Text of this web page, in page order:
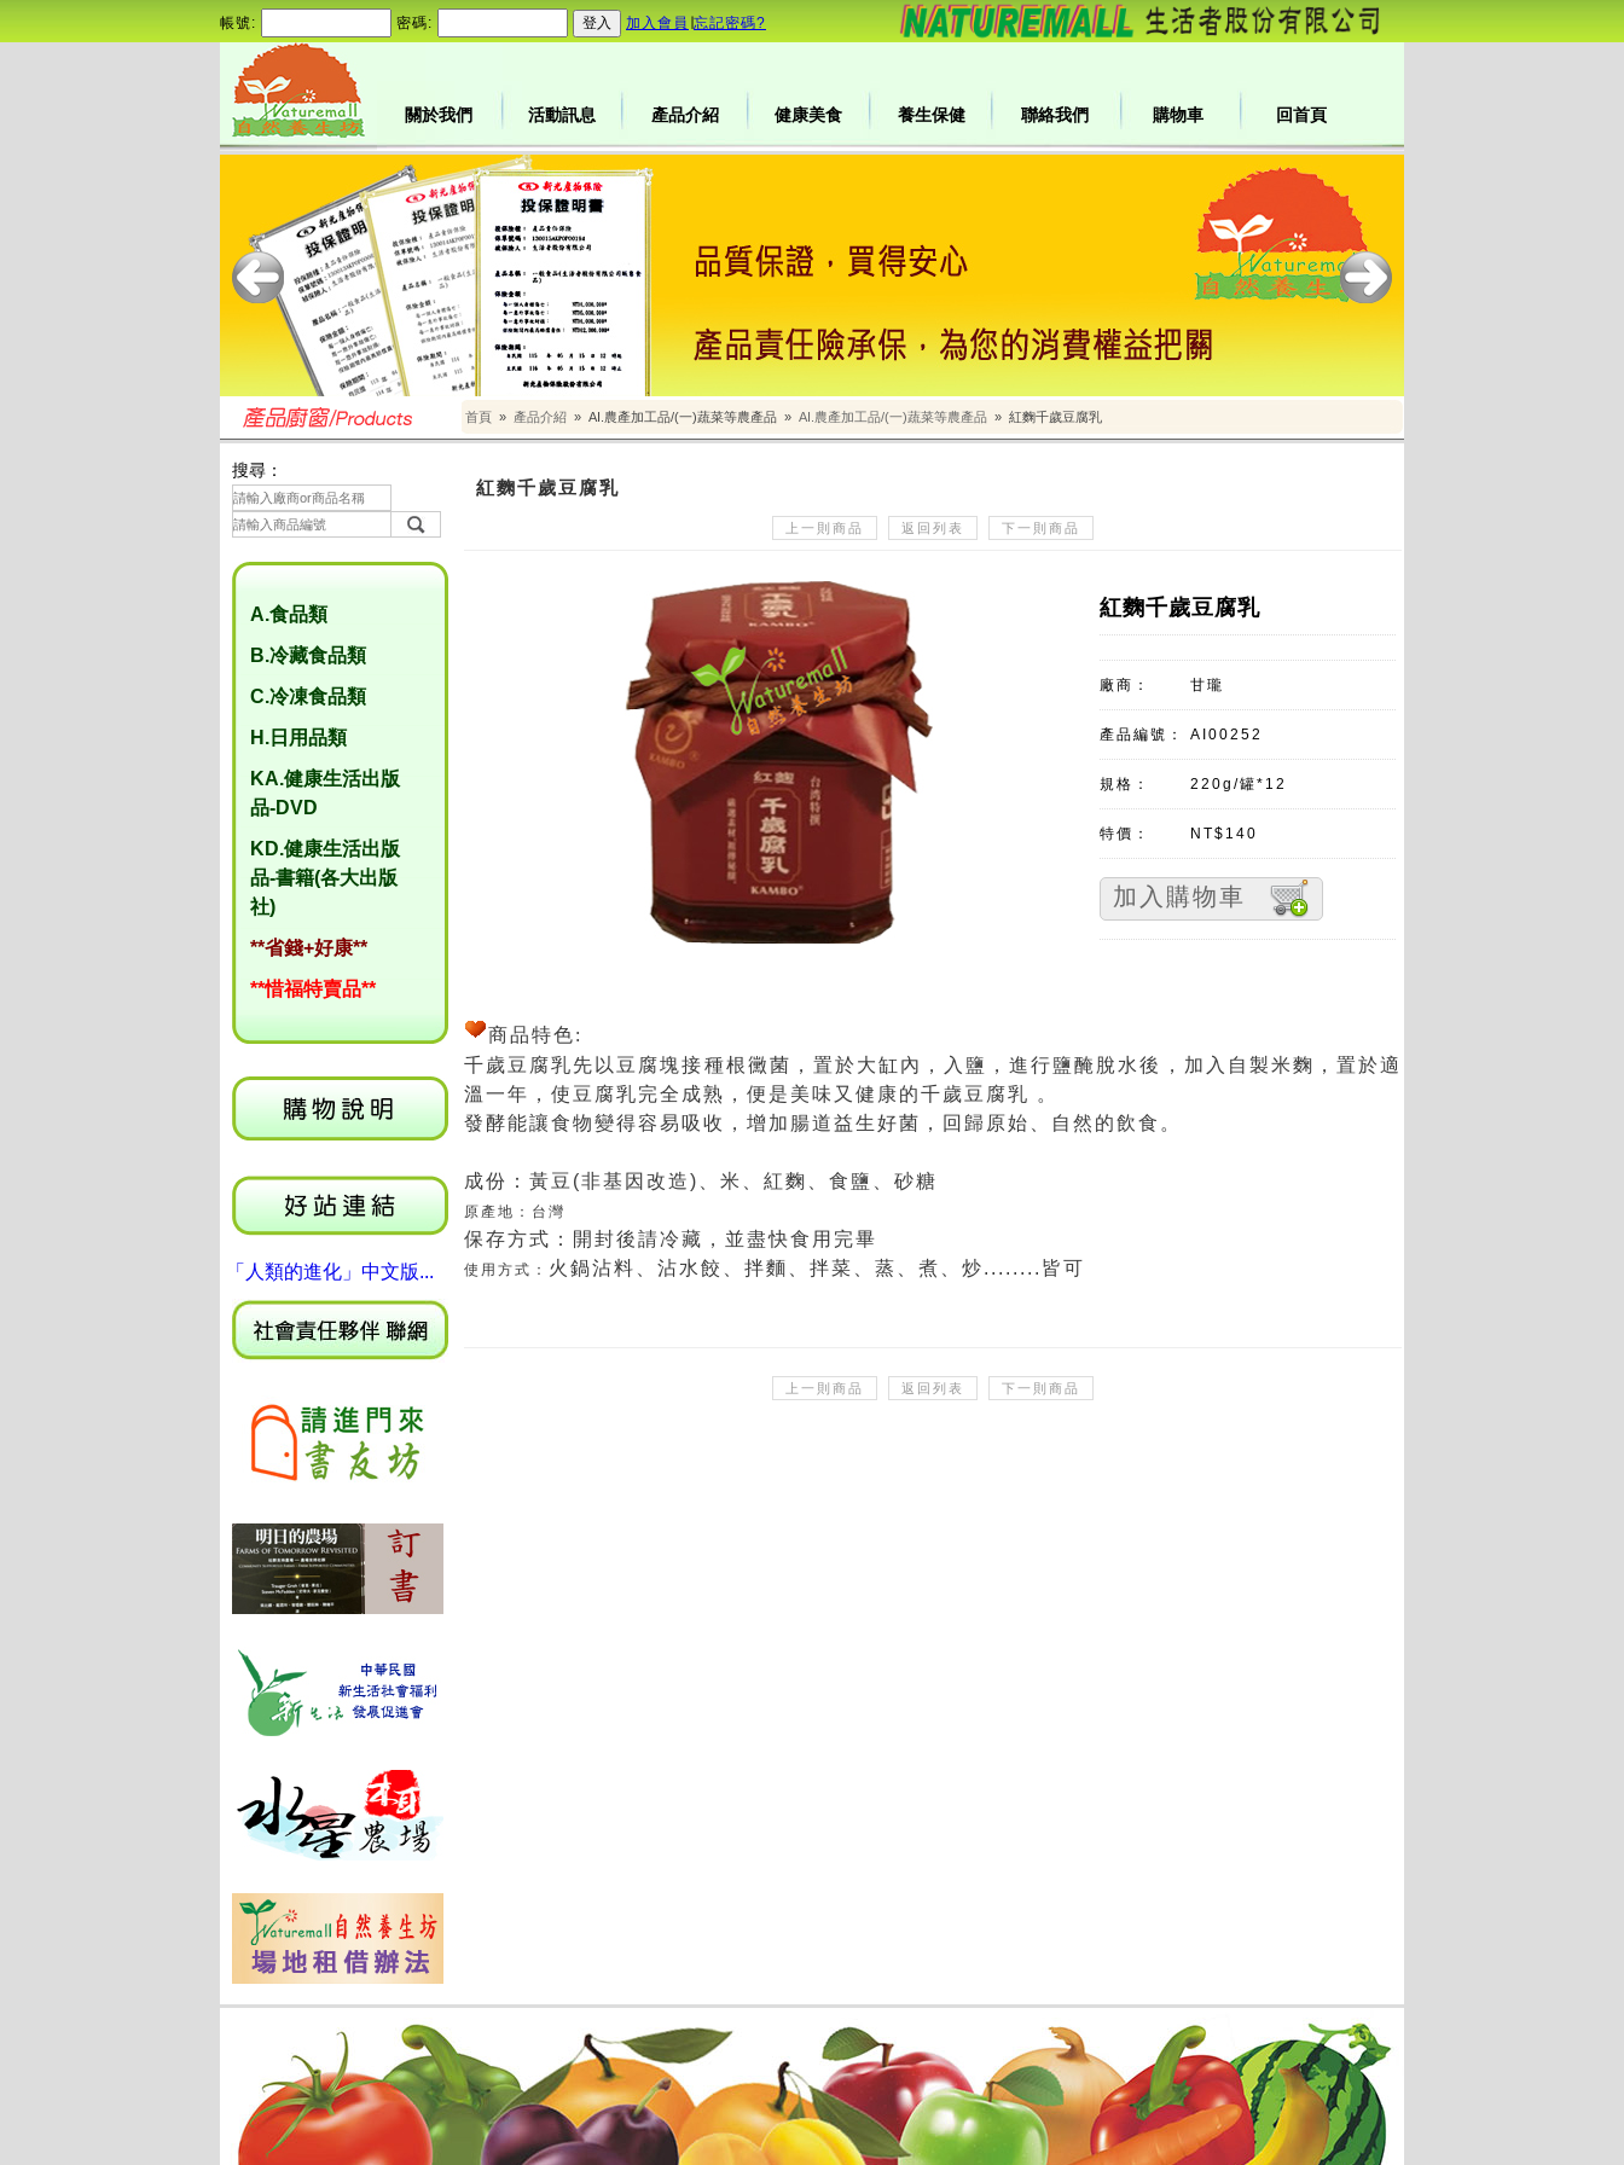
帳號: 密碼: 加入會員 忘記密碼?
關於我們 活動訊息 產品介紹 健康美食 養生保健 聯絡我們 購物車 回首頁
首頁 » 產品介紹 » AI.農產加工品/(一)蔬菜等農產品 » AI.農產加工品/(一)蔬菜等農產品 » 紅麴千歲豆腐乳
搜尋：
A.食品類
B.冷藏食品類
C.冷凍食品類
H.日用品類
KA.健康生活出版
品-DVD
KD.健康生活出版
品-書籍(各大出版
社)
**省錢+好康**
**惜福特賣品**
「人類的進化」中文版...
紅麴千歲豆腐乳
上一則商品 返回列表 下一則商品
紅麴千歲豆腐乳
廠商： 甘瓏
產品編號： AI00252
規格： 220g/罐*12
特價： NT$140
加入購物車
商品特色:
千歲豆腐乳先以豆腐塊接種根黴菌，置於大缸內，入鹽，進行鹽醃脫水後，加入自製米麴，置於適
溫一年，使豆腐乳完全成熟，便是美味又健康的千歲豆腐乳 。
發酵能讓食物變得容易吸收，增加腸道益生好菌，回歸原始、自然的飲食。
成份：黃豆(非基因改造)、米、紅麴、食鹽、砂糖
原產地：台灣
保存方式：開封後請冷藏，並盡快食用完畢
使用方式： 火鍋沾料、沾水餃、拌麵、拌菜、蒸、煮、炒........皆可
上一則商品 返回列表 下一則商品